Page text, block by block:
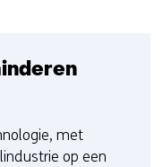
met
op een